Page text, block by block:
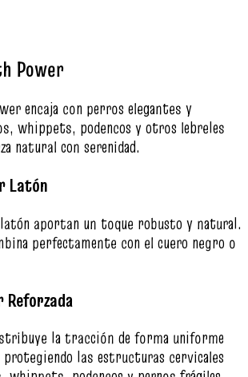
Power
encaja con perros elegantes y
whippets, podencos y otros lebreles
natural con serenidad.
Latón
aportan un toque robusto y natural.
perfectamente con el cuero negro o
la tracción de forma uniforme
las estructuras cervicales